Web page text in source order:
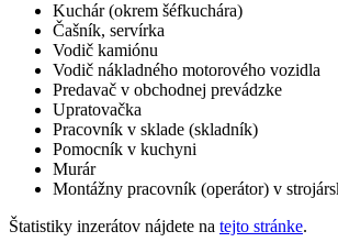
Kuchár (okrem šéfkuchára)
Čašník, servírka
Vodič kamiónu
Vodič nákladného motorového vozidla
Predavač v obchodnej prevádzke
Upratovačka
Pracovník v sklade (skladník)
Pomocník v kuchyni
Murár
Montážny pracovník (operátor) v
Štatistiky inzerátov nájdete na tejto stránke.